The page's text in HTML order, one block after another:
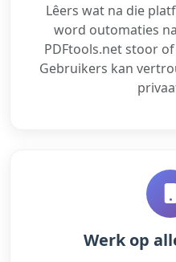
Lêers wat na die
word outomaties
PDFtools.net stoor
Gebruikers kan
Werk op